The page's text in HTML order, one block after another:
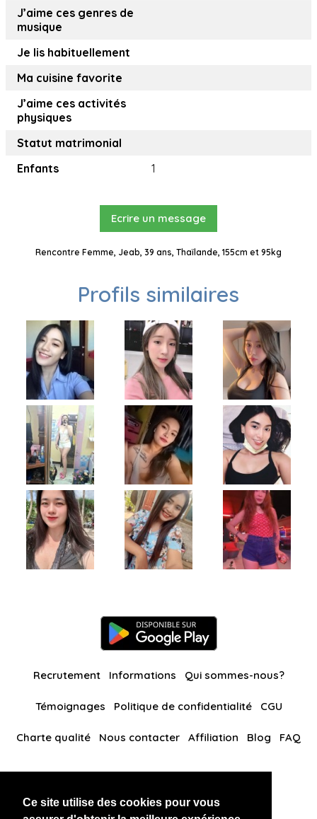
Ce site utilise des cookies pour vous
J’aime ces genres de
musique
Je lis habituellement
Ma cuisine favorite
J’aime ces activités
physiques
Statut matrimonial
Enfants
1
Ecrire un message
Rencontre Femme, Jeab, 39 ans, Thaïlande, 155cm et 95kg
Profils similaires
Recrutement Informations Qui sommes-nous?
Témoignages Politique de confidentialité CGU
Charte qualité Nous contacter Affiliation Blog FAQ
BlackAndBeauties RussianKisses